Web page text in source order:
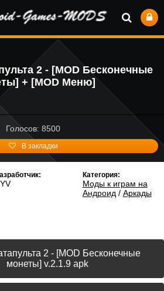
2 - [MOD Бесконечные
+ [MOD Меню]
Голосов: 8500
В закладки
Категория:
Моды к играм на
Андроид / Аркады
2 - [MOD Бесконечные
монеты] v.2.1.9 apk